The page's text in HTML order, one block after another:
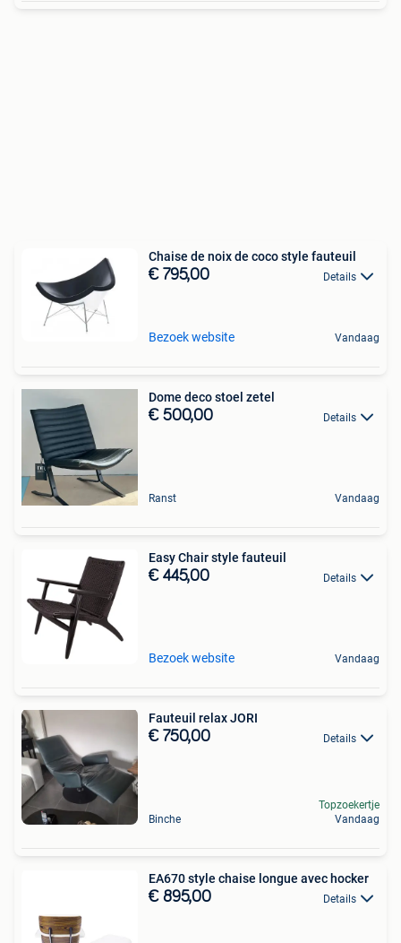
Chaise de noix de coco style fauteuil
€ 795,00 Details
Bezoek website Vandaag
Dome deco stoel zetel
€ 500,00 Details
Ranst Vandaag
Easy Chair style fauteuil
€ 445,00 Details
Bezoek website Vandaag
Fauteuil relax JORI
€ 750,00 Details
Binche
Topzoekertje
Vandaag
EA670 style chaise longue avec hocker
€ 895,00 Details